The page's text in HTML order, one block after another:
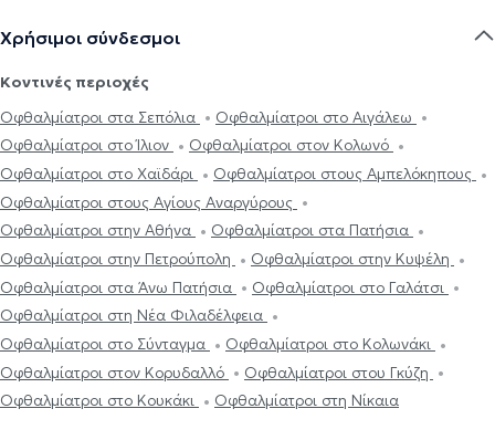
Χρήσιμοι σύνδεσμοι
Κοντινές περιοχές
Οφθαλμίατροι στα Σεπόλια
Οφθαλμίατροι στο Αιγάλεω
Οφθαλμίατροι στο Ίλιον
Οφθαλμίατροι στον Κολωνό
Οφθαλμίατροι στο Χαϊδάρι
Οφθαλμίατροι στους Αμπελόκηπους
Οφθαλμίατροι στους Αγίους Αναργύρους
Οφθαλμίατροι στην Αθήνα
Οφθαλμίατροι στα Πατήσια
Οφθαλμίατροι στην Πετρούπολη
Οφθαλμίατροι στην Κυψέλη
Οφθαλμίατροι στα Άνω Πατήσια
Οφθαλμίατροι στο Γαλάτσι
Οφθαλμίατροι στη Νέα Φιλαδέλφεια
Οφθαλμίατροι στο Σύνταγμα
Οφθαλμίατροι στο Κολωνάκι
Οφθαλμίατροι στον Κορυδαλλό
Οφθαλμίατροι στου Γκύζη
Οφθαλμίατροι στο Κουκάκι
Οφθαλμίατροι στη Νίκαια